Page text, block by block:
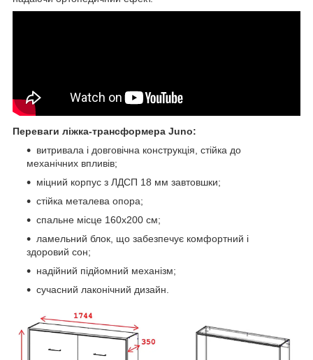
Переваги ліжка-трансформера Juno:
витривала і довговічна конструкція, стійка до
механічних впливів;
міцний корпус з ЛДСП 18 мм завтовшки;
стійка металева опора;
спальне місце 160х200 см;
ламельний блок, що забезпечує комфортний і
здоровий сон;
надійний підйомний механізм;
сучасний лаконічний дизайн.